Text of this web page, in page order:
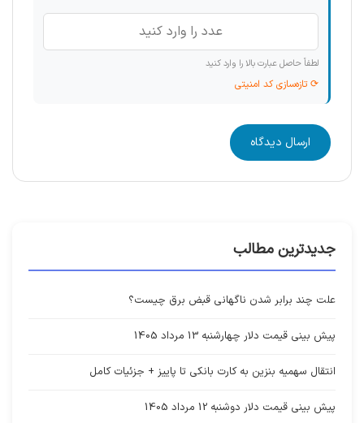
لطفاً حاصل عبارت بالا را وارد کنید
⟳ تازه‌سازی کد امنیتی
ارسال دیدگاه
جدیدترین مطالب
علت چند برابر شدن ناگهانی قبض برق چیست؟
پیش بینی قیمت دلار چهارشنبه 13 مرداد 1405
انتقال سهمیه بنزین به کارت بانکی تا پاییز + جزئیات کامل
پیش بینی قیمت دلار دوشنبه 12 مرداد 1405